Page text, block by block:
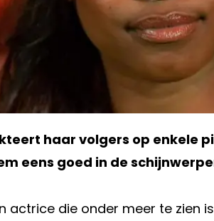
haar volgers op enkele
eens goed in de
die onder meer te zien is